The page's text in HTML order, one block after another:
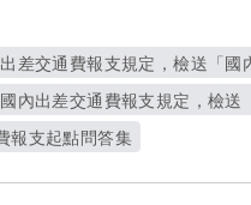
差交通費報支規定，檢送「國
另開
內出差交通費報支規定，檢
報支起點問答集